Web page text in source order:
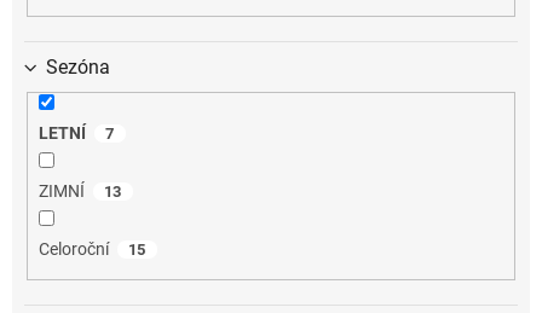
Sezóna
LETNÍ 7
ZIMNÍ 13
Celoroční 15